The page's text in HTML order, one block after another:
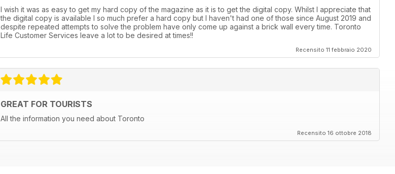
I wish it was as easy to get my hard copy of the magazine as it is to get the digital copy. Whilst I appreciate that
the digital copy is available I so much prefer a hard copy but I haven't had one of those since August 2019 and
despite repeated attempts to solve the problem have only come up against a brick wall every time. Toronto
Life Customer Services leave a lot to be desired at times!!
Recensito 11 febbraio 2020
GREAT FOR TOURISTS
All the information you need about Toronto
Recensito 16 ottobre 2018